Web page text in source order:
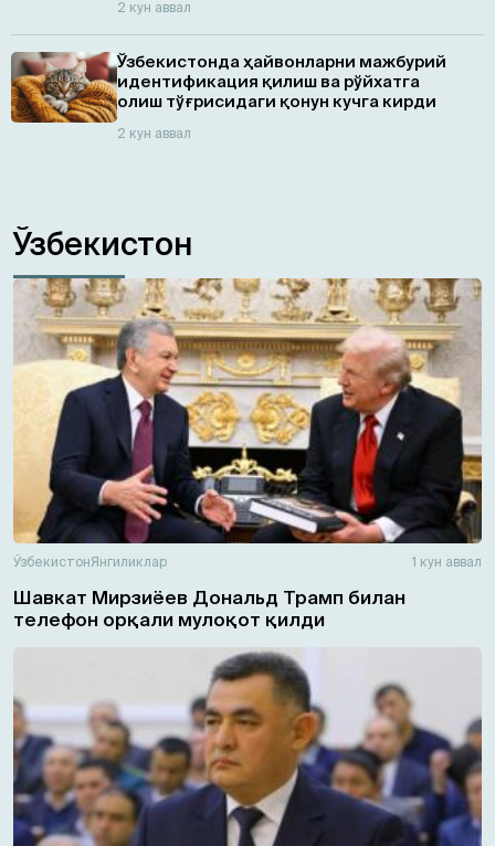
2 кун аввал
Ўзбекистонда ҳайвонларни мажбурий
идентификация қилиш ва рўйхатга
олиш тўғрисидаги қонун кучга кирди
2 кун аввал
Ўзбекистон
ЎзбекистонЯнгиликлар 1 кун аввал
Шавкат Мирзиёев Дональд Трамп билан
телефон орқали мулоқот қилди